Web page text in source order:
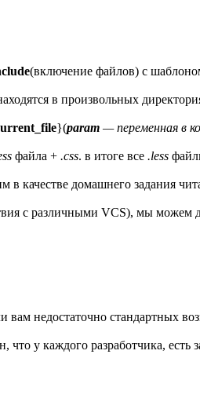
(включение файлов) с
в произвольных
}(param — переменная в
файла + .css. в итоге все .less
качестве домашнего задания
с различными VCS), мы можем
вам недостаточно стандартных
у каждого разработчика, есть